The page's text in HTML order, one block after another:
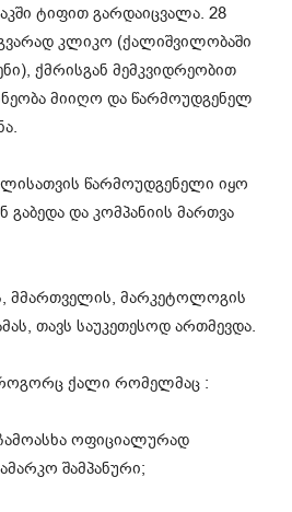
ტიფით გარდაიცვალა. 28
კლიკო (ქალიშვილობაში
ქმრისგან მემკვიდრეობით
მიიღო და წარმოუდგენელ
წარმოუდგენელი იყო
გაბედა და კომპანიის მართვა
მმართველის, მარკეტოლოგის
თავს საუკეთესოდ ართმევდა.
როგორც ქალი რომელმაც :
ოფიციალურად
შამპანური;